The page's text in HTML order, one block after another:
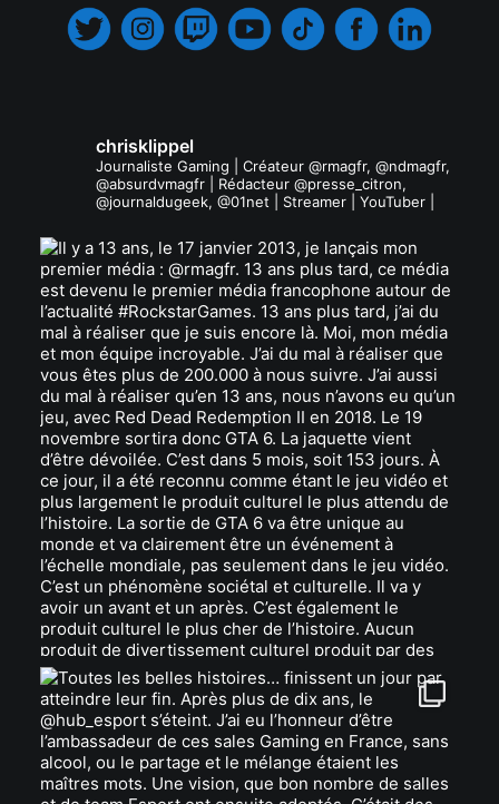
chrisklippel
Journaliste Gaming | Créateur @rmagfr, @ndmagfr,
@absurdvmagfr | Rédacteur @presse_citron,
@journaldugeek, @01net | Streamer | YouTuber |